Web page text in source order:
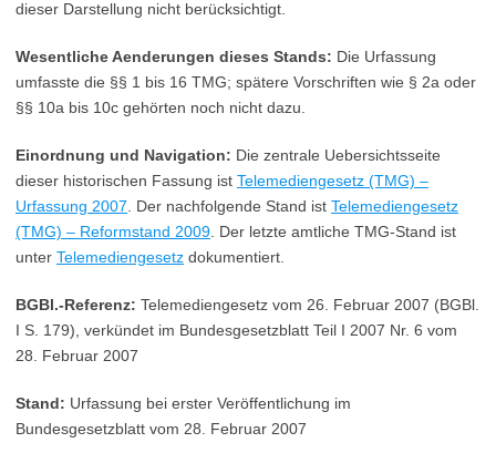
dieser Darstellung nicht berücksichtigt.
Wesentliche Aenderungen dieses Stands: Die Urfassung
umfasste die §§ 1 bis 16 TMG; spätere Vorschriften wie § 2a oder
§§ 10a bis 10c gehörten noch nicht dazu.
Einordnung und Navigation: Die zentrale Uebersichtsseite
dieser historischen Fassung ist Telemediengesetz (TMG) –
Urfassung 2007 . Der nachfolgende Stand ist Telemediengesetz
(TMG) – Reformstand 2009 . Der letzte amtliche TMG-Stand ist
unter Telemediengesetz dokumentiert.
BGBl.-Referenz: Telemediengesetz vom 26. Februar 2007 (BGBl.
I S. 179), verkündet im Bundesgesetzblatt Teil I 2007 Nr. 6 vom
28. Februar 2007
Stand: Urfassung bei erster Veröffentlichung im
Bundesgesetzblatt vom 28. Februar 2007